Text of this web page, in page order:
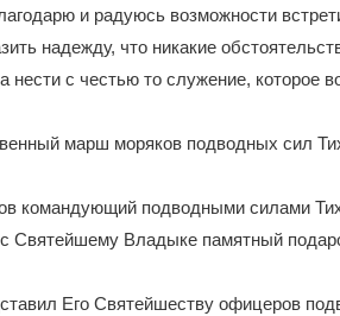
и радуюсь возможности
надежду, что никакие
нести с честью то служение, которое
марш моряков подводных сил
командующий подводными силами
Святейшему Владыке памятный
Его Святейшеству офицеров